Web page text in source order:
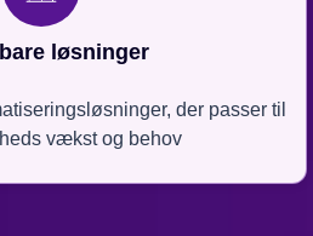
løsninger
der passer til
vækst og behov